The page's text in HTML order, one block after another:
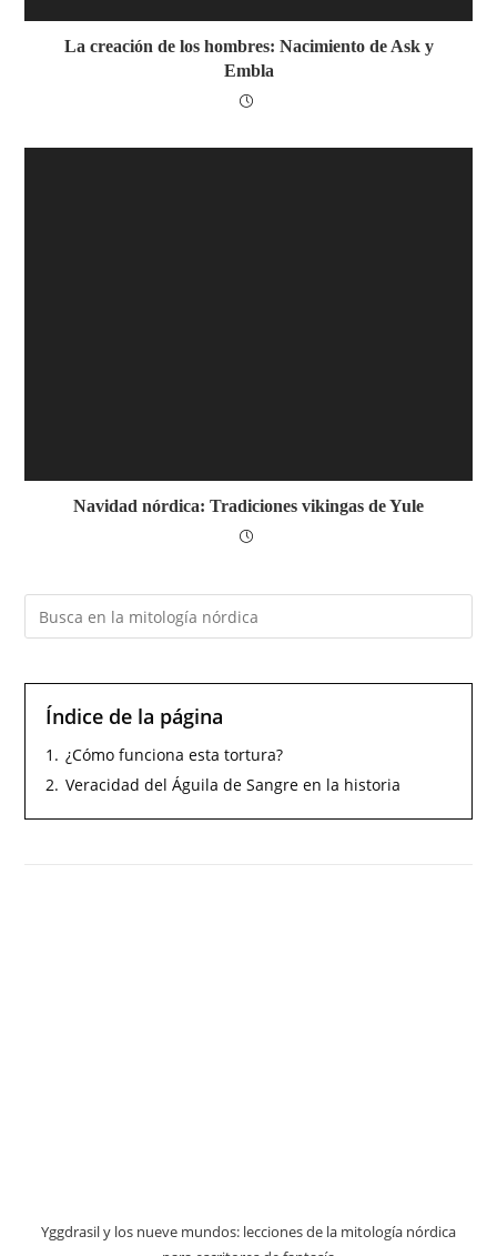
La creación de los hombres: Nacimiento de Ask y
Embla
Navidad nórdica: Tradiciones vikingas de Yule
Índice de la página
1. ¿Cómo funciona esta tortura?
2. Veracidad del Águila de Sangre en la historia
Yggdrasil y los nueve mundos: lecciones de la mitología nórdica